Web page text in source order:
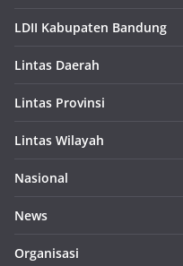
LDII Kabupaten Bandung
Lintas Daerah
Lintas Provinsi
Lintas Wilayah
Nasional
News
Organisasi